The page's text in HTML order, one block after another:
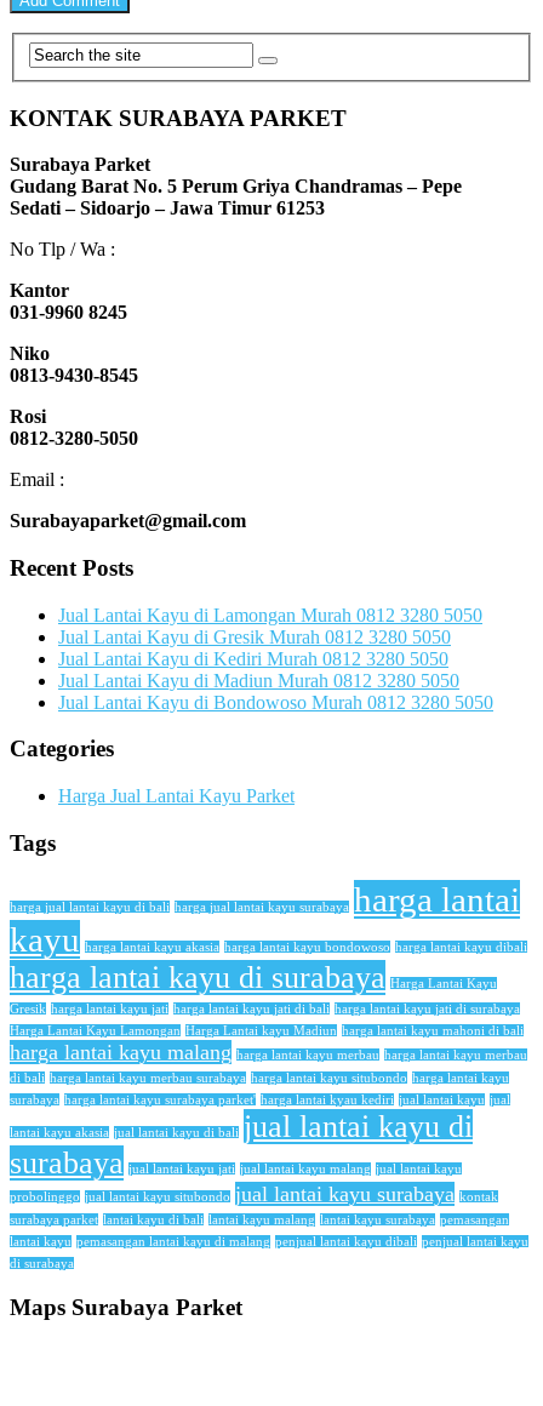
KONTAK SURABAYA PARKET
Surabaya Parket
Gudang Barat No. 5 Perum Griya Chandramas – Pepe
Sedati – Sidoarjo – Jawa Timur 61253
No Tlp / Wa :
Kantor
031-9960 8245
Niko
0813-9430-8545
Rosi
0812-3280-5050
Email :
Surabayaparket@gmail.com
Recent Posts
Jual Lantai Kayu di Lamongan Murah 0812 3280 5050
Jual Lantai Kayu di Gresik Murah 0812 3280 5050
Jual Lantai Kayu di Kediri Murah 0812 3280 5050
Jual Lantai Kayu di Madiun Murah 0812 3280 5050
Jual Lantai Kayu di Bondowoso Murah 0812 3280 5050
Categories
Harga Jual Lantai Kayu Parket
Tags
harga jual lantai kayu di bali harga jual lantai kayu surabaya harga lantai
kayu harga lantai kayu akasia harga lantai kayu bondowoso harga lantai kayu dibali
harga lantai kayu di surabaya Harga Lantai Kayu
Gresik harga lantai kayu jati harga lantai kayu jati di bali harga lantai kayu jati di surabaya
Harga Lantai Kayu Lamongan Harga Lantai kayu Madiun harga lantai kayu mahoni di bali
harga lantai kayu malang harga lantai kayu merbau harga lantai kayu merbau
di bali harga lantai kayu merbau surabaya harga lantai kayu situbondo harga lantai kayu
surabaya harga lantai kayu surabaya parket' harga lantai kyau kediri jual lantai kayu jual
lantai kayu akasia jual lantai kayu di bali jual lantai kayu di
surabaya jual lantai kayu jati jual lantai kayu malang jual lantai kayu
probolinggo jual lantai kayu situbondo jual lantai kayu surabaya kontak
surabaya parket lantai kayu di bali lantai kayu malang lantai kayu surabaya pemasangan
lantai kayu pemasangan lantai kayu di malang penjual lantai kayu dibali penjual lantai kayu
di surabaya
Maps Surabaya Parket